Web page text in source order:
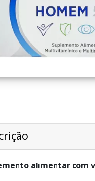
alimentar com